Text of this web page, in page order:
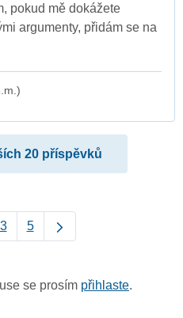
pokud mě dokážete
argumenty, přidám se na
20 příspěvků
3 5
se prosím přihlaste.